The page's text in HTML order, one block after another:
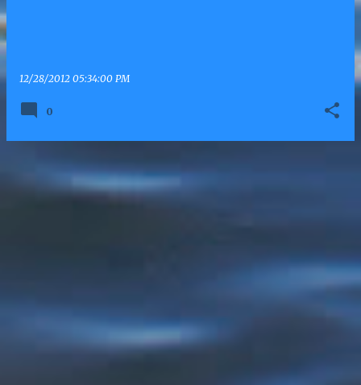
12/28/2012 05:34:00 PM
0